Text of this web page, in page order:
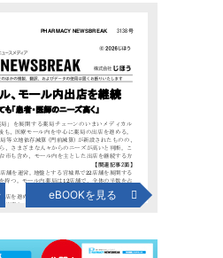
eBOOKを見る